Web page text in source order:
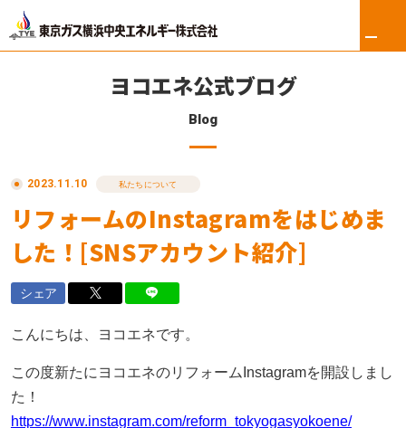
リフォーム
東京ガス修理サービス
会社案内
ヨコエネ公式ブログ
Blog
2023.11.10 私たちについて
リフォームのInstagramをはじめま
した！[SNSアカウント紹介]
シェア
こんにちは、ヨコエネです。
この度新たにヨコエネのリフォームInstagramを開設しまし
た！
https://www.instagram.com/reform_tokyogasyokoene/